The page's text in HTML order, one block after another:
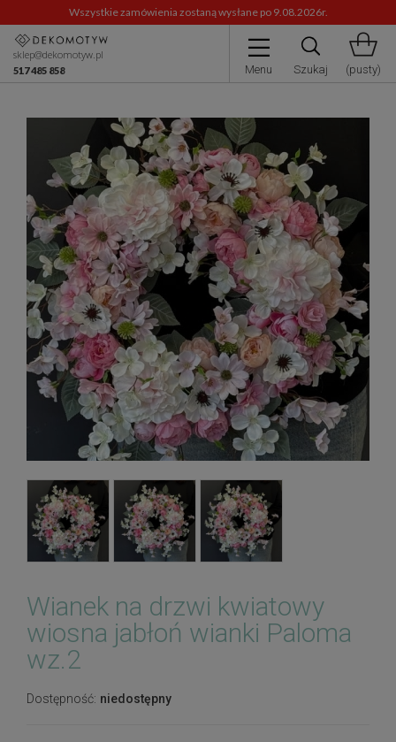
Wszystkie zamówienia zostaną wysłane po 9.08.2026r.
Menu Szukaj (pusty)
sklep@dekomotyw.pl
517 485 858
Wianek na drzwi kwiatowy
wiosna jabłoń wianki Paloma
wz.2
Dostępność: niedostępny